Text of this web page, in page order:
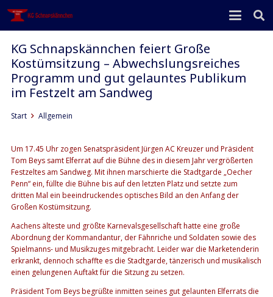
KG Schnapskännchen feiert Große
Kostümsitzung – Abwechslungsreiches
Programm und gut gelauntes Publikum
im Festzelt am Sandweg
Start Allgemein
Um 17.45 Uhr zogen Senatspräsident Jürgen AC Kreuzer und Präsident
Tom Beys samt Elferrat auf die Bühne des in diesem Jahr vergrößerten
Festzeltes am Sandweg. Mit ihnen marschierte die Stadtgarde „Oecher
Penn“ ein, füllte die Bühne bis auf den letzten Platz und setzte zum
dritten Mal ein beeindruckendes optisches Bild an den Anfang der
Großen Kostümsitzung.
Aachens älteste und größte Karnevalsgesellschaft hatte eine große
Abordnung der Kommandantur, der Fähnriche und Soldaten sowie des
Spielmanns- und Musikzuges mitgebracht. Leider war die Marketenderin
erkrankt, dennoch schaffte es die Stadtgarde, tänzerisch und musikalisch
einen gelungenen Auftakt für die Sitzung zu setzen.
Präsident Tom Beys begrüßte inmitten seines gut gelaunten Elferrats die